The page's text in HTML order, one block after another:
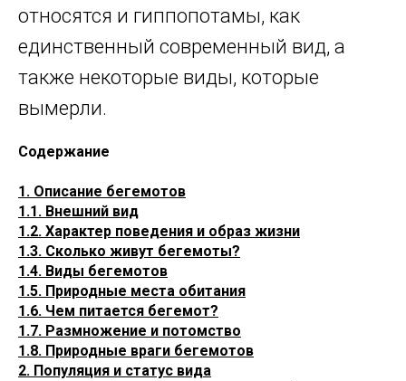
относятся и гиппопотамы, как
единственный современный вид, а
также некоторые виды, которые
вымерли.
Содержание
1. Описание бегемотов
1.1. Внешний вид
1.2. Характер поведения и образ жизни
1.3. Сколько живут бегемоты?
1.4. Виды бегемотов
1.5. Природные места обитания
1.6. Чем питается бегемот?
1.7. Размножение и потомство
1.8. Природные враги бегемотов
2. Популяция и статус вида